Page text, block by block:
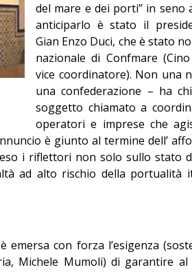
del mare e dei porti” in seno
anticiparlo è stato il
Gian Enzo Duci, che è stato
nazionale di Confmare
vice coordinatore). Non una
una confederazione – ha
soggetto chiamato a
operatori e imprese che
è giunto al termine dell’
i riflettori non solo sullo stato
ad alto rischio della portualità
emersa con forza l’esigenza
Michele Mumoli) di garantire